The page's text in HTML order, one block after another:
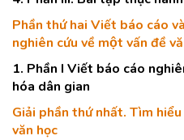
Phần thứ hai Viết báo cáo
nghiên cứu về một vấn đề
1. Phần I Viết báo cáo
hóa dân gian
Giải phần thứ nhất. Tìm
văn học